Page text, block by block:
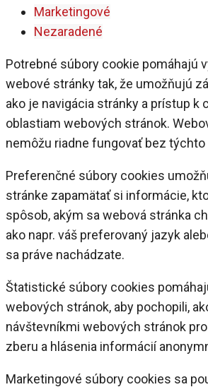
Marketingové
Nezaradené
Potrebné súbory cookie pomáhajú
webové stránky tak, že umožňujú
ako je navigácia stránky a prístup k
oblastiam webových stránok.
nemôžu riadne fungovať bez
Preferenčné súbory cookies
stránke zapamätať si informácie,
spôsob, akým sa webová stránka
ako napr. váš preferovaný jazyk
sa práve nachádzate.
Štatistické súbory cookies
webových stránok, aby pochopili,
návštevníkmi webových stránok
zberu a hlásenia informácií
Marketingové súbory cookies sa